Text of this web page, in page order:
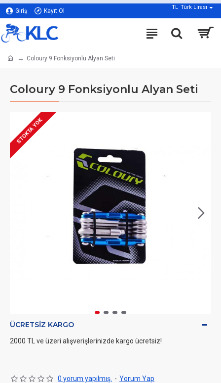
Giriş Kayıt Ol
TL Türk Lirası
Coloury 9 Fonksiyonlu Alyan Seti
Coloury 9 Fonksiyonlu Alyan Seti
STOKTA YOK
ÜCRETSIZ KARGO
2000 TL ve üzeri alışverişlerinizde kargo ücretsiz!
0 yorum yapılmış. - Yorum Yap